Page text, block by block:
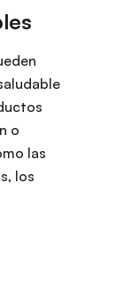
o
las
los